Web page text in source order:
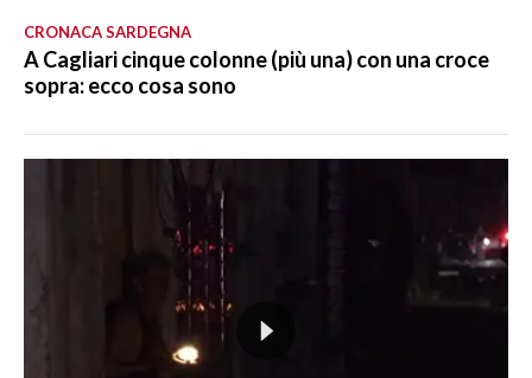
CRONACA SARDEGNA
A Cagliari cinque colonne (più una) con una croce
sopra: ecco cosa sono